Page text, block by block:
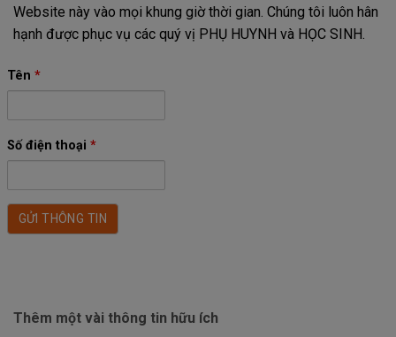
Website này vào mọi khung giờ thời gian. Chúng tôi luôn hân
hạnh được phục vụ các quý vị PHỤ HUYNH và HỌC SINH.
Tên *
Số điện thoại *
Thêm một vài thông tin hữu ích